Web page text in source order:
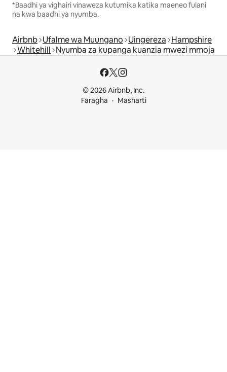
*Baadhi ya vighairi vinaweza kutumika katika maeneo fulani
na kwa baadhi ya nyumba.
Airbnb Ufalme wa Muungano Uingereza Hampshire
Whitehill Nyumba za kupanga kuanzia mwezi mmoja
© 2026 Airbnb, Inc.
Faragha
Masharti